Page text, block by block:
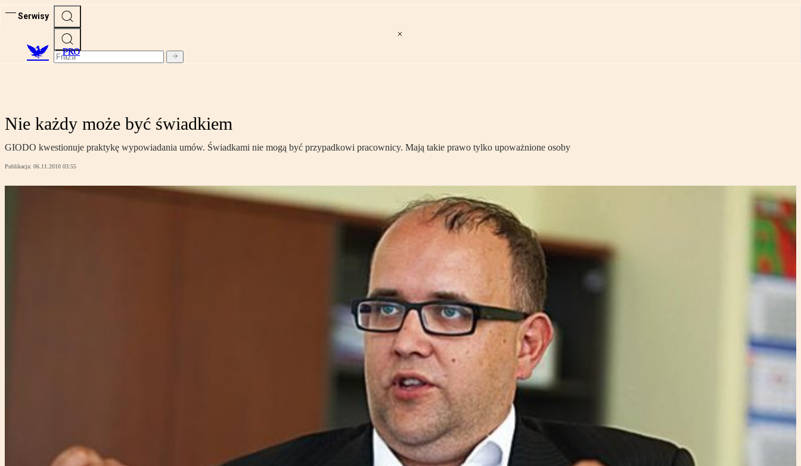
Serwisy
PRO
Nie każdy może być świadkiem
GIODO kwestionuje praktykę wypowiadania umów. Świadkami nie mogą być przypadkowi pracownicy. Mają takie prawo tylko upoważnione osoby
Publikacja: 06.11.2010 03:55